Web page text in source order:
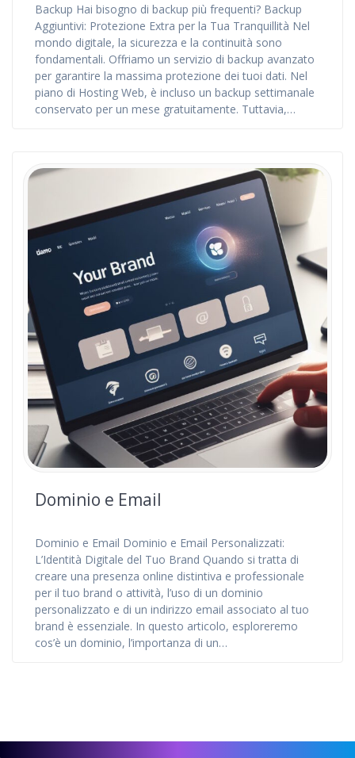
Backup Hai bisogno di backup più frequenti? Backup
Aggiuntivi: Protezione Extra per la Tua Tranquillità Nel
mondo digitale, la sicurezza e la continuità sono
fondamentali. Offriamo un servizio di backup avanzato
per garantire la massima protezione dei tuoi dati. Nel
piano di Hosting Web, è incluso un backup settimanale
conservato per un mese gratuitamente. Tuttavia,…
Dominio e Email
Dominio e Email Dominio e Email Personalizzati:
L’Identità Digitale del Tuo Brand Quando si tratta di
creare una presenza online distintiva e professionale
per il tuo brand o attività, l’uso di un dominio
personalizzato e di un indirizzo email associato al tuo
brand è essenziale. In questo articolo, esploreremo
cos’è un dominio, l’importanza di un…